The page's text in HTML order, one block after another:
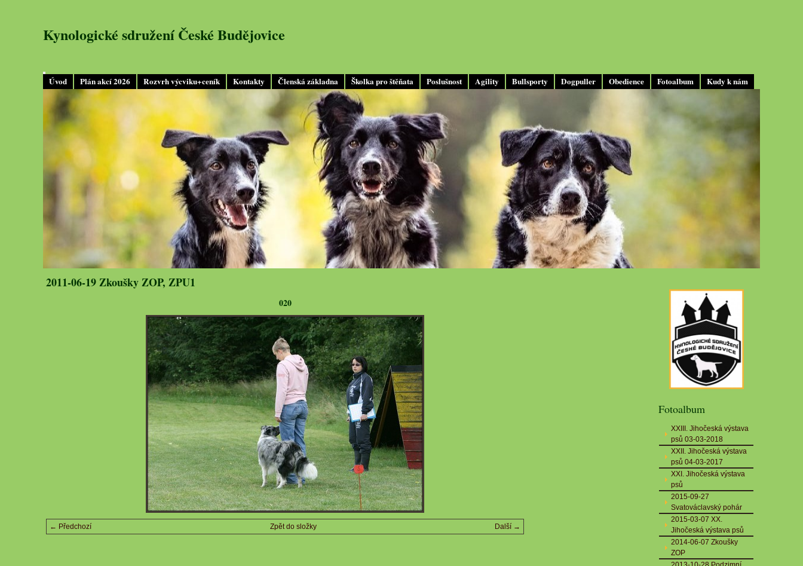
Úvod Plán akcí 2026 Rozvrh výcviku+ceník Kontakty Členská základna Školka pro štěňata Poslušnost Agility Bullsporty Dogpuller Obedience Fotoalbum Kudy k nám
Kynologické sdružení České Budějovice
2011-06-19 Zkoušky ZOP, ZPU1
020
← Předchozí Další →
Zpět do složky
Fotoalbum
XXIII. Jihočeská výstava
psů 03-03-2018
XXII. Jihočeská výstava
psů 04-03-2017
XXI. Jihočeská výstava
psů
2015-09-27
Svatováclavský pohár
2015-03-07 XX.
Jihočeská výstava psů
2014-06-07 Zkoušky
ZOP